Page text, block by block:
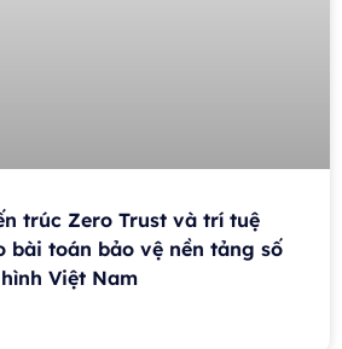
trúc Zero Trust và trí tuệ
bài toán bảo vệ nền tảng số
Việt Nam